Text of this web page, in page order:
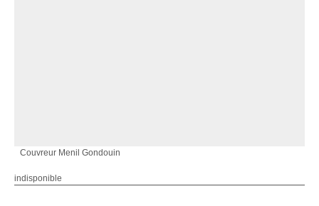
Couvreur Menil Gondouin
indisponible